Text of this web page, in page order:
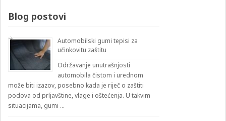
Blog postovi
Automobilski gumi tepisi za
učinkovitu zaštitu
Održavanje unutrašnjosti
automobila čistom i urednom
može biti izazov, posebno kada je riječ o zaštiti
podova od prljavštine, vlage i oštećenja. U takvim
situacijama, gumi …